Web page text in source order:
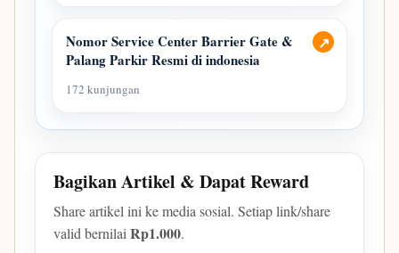
↗
Nomor Service Center Barrier Gate &
Palang Parkir Resmi di indonesia
172 kunjungan
Bagikan Artikel & Dapat Reward
Share artikel ini ke media sosial. Setiap link/share
valid bernilai Rp1.000.